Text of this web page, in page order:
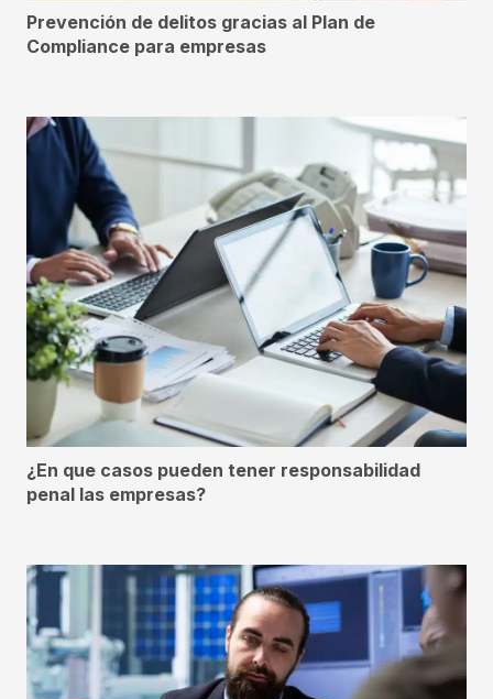
Prevención de delitos gracias al Plan de
Compliance para empresas
¿En que casos pueden tener responsabilidad
penal las empresas?